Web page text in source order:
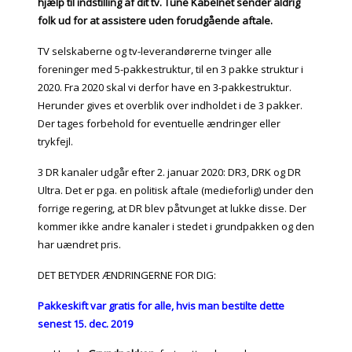
folk ud for at assistere uden forudgående aftale.
TV selskaberne og tv-leverandørerne tvinger alle
foreninger med 5-pakkestruktur, til en 3 pakke struktur i
2020. Fra 2020 skal vi derfor have en 3-pakkestruktur.
Herunder gives et overblik over indholdet i de 3 pakker.
Der tages forbehold for eventuelle ændringer eller
trykfejl.
3 DR kanaler udgår efter 2. januar 2020: DR3, DRK og DR
Ultra. Det er pga. en politisk aftale (medieforlig) under den
forrige regering, at DR blev påtvunget at lukke disse. Der
kommer ikke andre kanaler i stedet i grundpakken og den
har uændret pris.
DET BETYDER ÆNDRINGERNE FOR DIG:
Pakkeskift var gratis for alle, hvis man bestilte dette
senest 15. dec. 2019